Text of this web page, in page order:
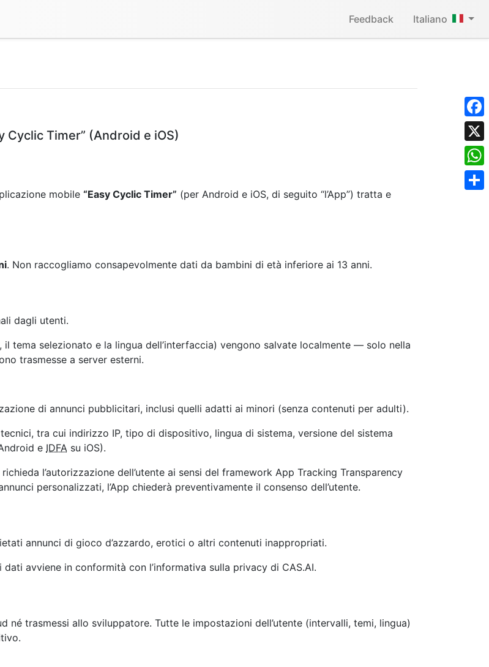
Feedback Italiano
X
Cyclic Timer” (Android e iOS)
mobile “Easy Cyclic Timer” (per Android e iOS, di seguito “l’App”) tratta e
. Non raccogliamo consapevolmente dati da bambini di età inferiore ai 13 anni.
dagli utenti.
tema selezionato e la lingua dell’interfaccia) vengono salvate localmente — solo nella
trasmesse a server esterni.
di annunci pubblicitari, inclusi quelli adatti ai minori (senza contenuti per adulti).
tra cui indirizzo IP, tipo di dispositivo, lingua di sistema, versione del sistema
e IDFA su iOS).
l’autorizzazione dell’utente ai sensi del framework App Tracking Transparency
personalizzati, l’App chiederà preventivamente il consenso dell’utente.
annunci di gioco d’azzardo, erotici o altri contenuti inappropriati.
avviene in conformità con l’informativa sulla privacy di CAS.AI.
trasmessi allo sviluppatore. Tutte le impostazioni dell’utente (intervalli, temi, lingua)